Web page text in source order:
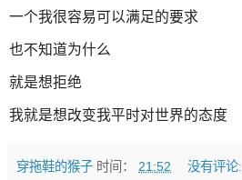
一个我很容易可以满足的要求
也不知道为什么
就是想拒绝
我就是想改变我平时对世界的态度
穿拖鞋的猴子 时间： 21:52 没有评论: